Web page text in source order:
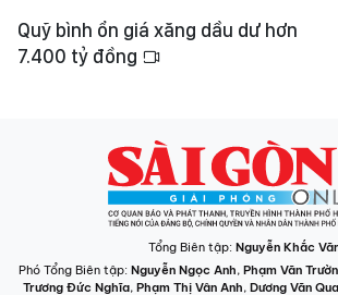
Quỹ bình ổn giá xăng dầu dư hơn
7.400 tỷ đồng
Tổng Biên tập: Nguyễn Khắc
Phó Tổng Biên tập: Nguyễn Ngọc Anh, Phạm Văn
Trương Đức Nghĩa, Phạm Thị Vân Anh, Dương Văn